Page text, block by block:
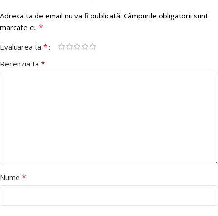
Adresa ta de email nu va fi publicată. Câmpurile obligatorii sunt
marcate cu *
Evaluarea ta *
Recenzia ta *
Nume *